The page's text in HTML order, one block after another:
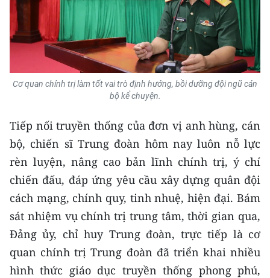
Infographic
TIN MỚI
TIN ĐỊA PHƯƠNG
Đồng bằng sông Hồng
Bắc Trung Bộ
Duyên hải Nam Trung Bộ và Tây
Nguyên
Đông Nam Bộ
Đồng bằng sông Cửu Long
Cơ quan chính trị làm tốt vai trò định hướng, bồi dưỡng đội ngũ cán
bộ kể chuyện.
Tiếp nối truyền thống của đơn vị anh hùng, cán
bộ, chiến sĩ Trung đoàn hôm nay luôn nỗ lực
rèn luyện, nâng cao bản lĩnh chính trị, ý chí
chiến đấu, đáp ứng yêu cầu xây dựng quân đội
cách mạng, chính quy, tinh nhuệ, hiện đại. Bám
sát nhiệm vụ chính trị trung tâm, thời gian qua,
Đảng ủy, chỉ huy Trung đoàn, trực tiếp là cơ
quan chính trị Trung đoàn đã triển khai nhiều
hình thức giáo dục truyền thống phong phú,